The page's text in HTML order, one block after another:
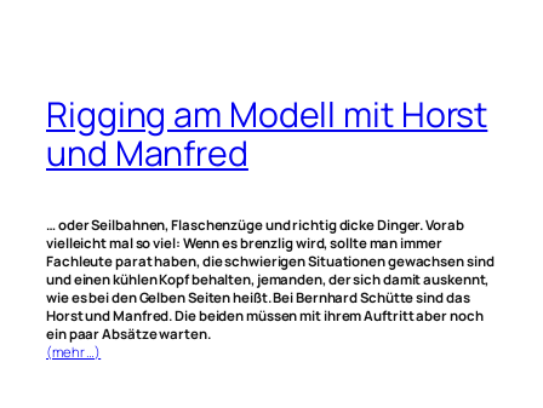
Rigging am Modell mit Horst
und Manfred
… oder Seilbahnen, Flaschenzüge und richtig dicke Dinger. Vorab
vielleicht mal so viel: Wenn es brenzlig wird, sollte man immer
Fachleute parat haben, die schwierigen Situationen gewachsen sind
und einen kühlen Kopf behalten, jemanden, der sich damit auskennt,
wie es bei den Gelben Seiten heißt. Bei Bernhard Schütte sind das
Horst und Manfred. Die beiden müssen mit ihrem Auftritt aber noch
ein paar Absätze warten.
(mehr …)